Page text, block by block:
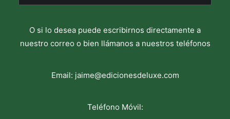
O si lo desea puede escribirnos directamente a
nuestro correo o bien llámanos a nuestros teléfonos
Email: jaime@edicionesdeluxe.com
Teléfono Móvil: